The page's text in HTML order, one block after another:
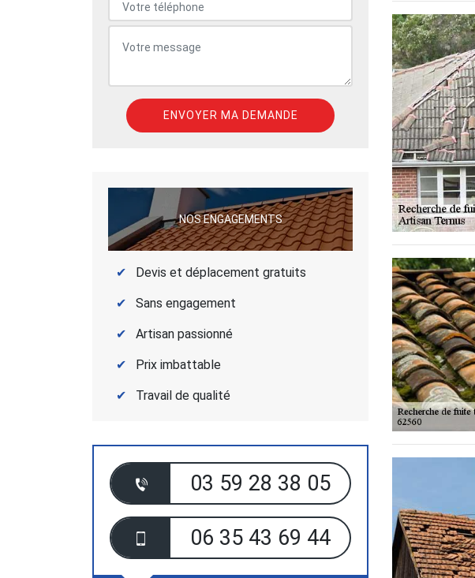
NOS ENGAGEMENTS
Devis et déplacement gratuits
Sans engagement
Artisan passionné
Prix imbattable
Travail de qualité
03 59 28 38 05
06 35 43 69 44